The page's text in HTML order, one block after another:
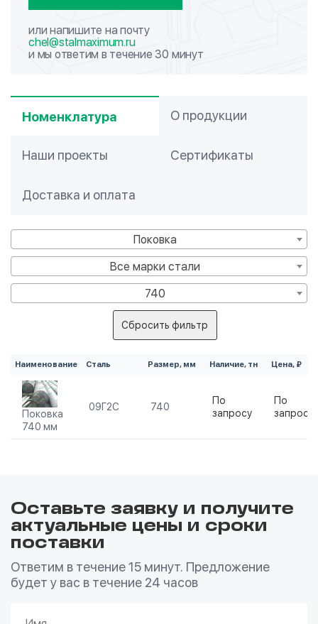
или напишите на почту
chel@stalmaximum.ru
и мы ответим в течение 30 минут
Номенклатура О продукции
Наши проекты Сертификаты
Доставка и оплата
Поковка
Все марки стали
740
Сбросить фильтр
Наименование Сталь Размер, мм Наличие, тн Цена, ₽
Поковка
740 мм
09Г2С 740
По
запросу
По
запросу
Оставьте заявку и получите
актуальные цены и сроки
поставки
Ответим в течение 15 минут. Предложение
будет у вас в течение 24 часов